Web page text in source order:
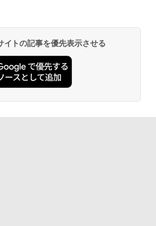
トの記事を優先表示させる